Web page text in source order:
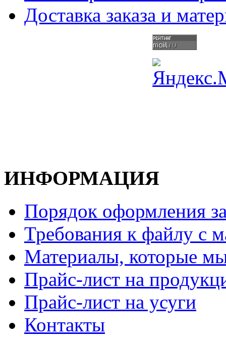
Доставка заказа и
ИНФОРМАЦИЯ
Порядок оформления
Требования к файлу с
Материалы, которые
Прайс-лист на
Прайс-лист на усуги
Контакты